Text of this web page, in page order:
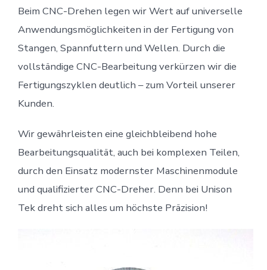
Beim CNC-Drehen legen wir Wert auf universelle
Anwendungsmöglichkeiten in der Fertigung von
Stangen, Spannfuttern und Wellen. Durch die
vollständige CNC-Bearbeitung verkürzen wir die
Fertigungszyklen deutlich – zum Vorteil unserer
Kunden.
Wir gewährleisten eine gleichbleibend hohe
Bearbeitungsqualität, auch bei komplexen Teilen,
durch den Einsatz modernster Maschinenmodule
und qualifizierter CNC-Dreher. Denn bei Unison
Tek dreht sich alles um höchste Präzision!